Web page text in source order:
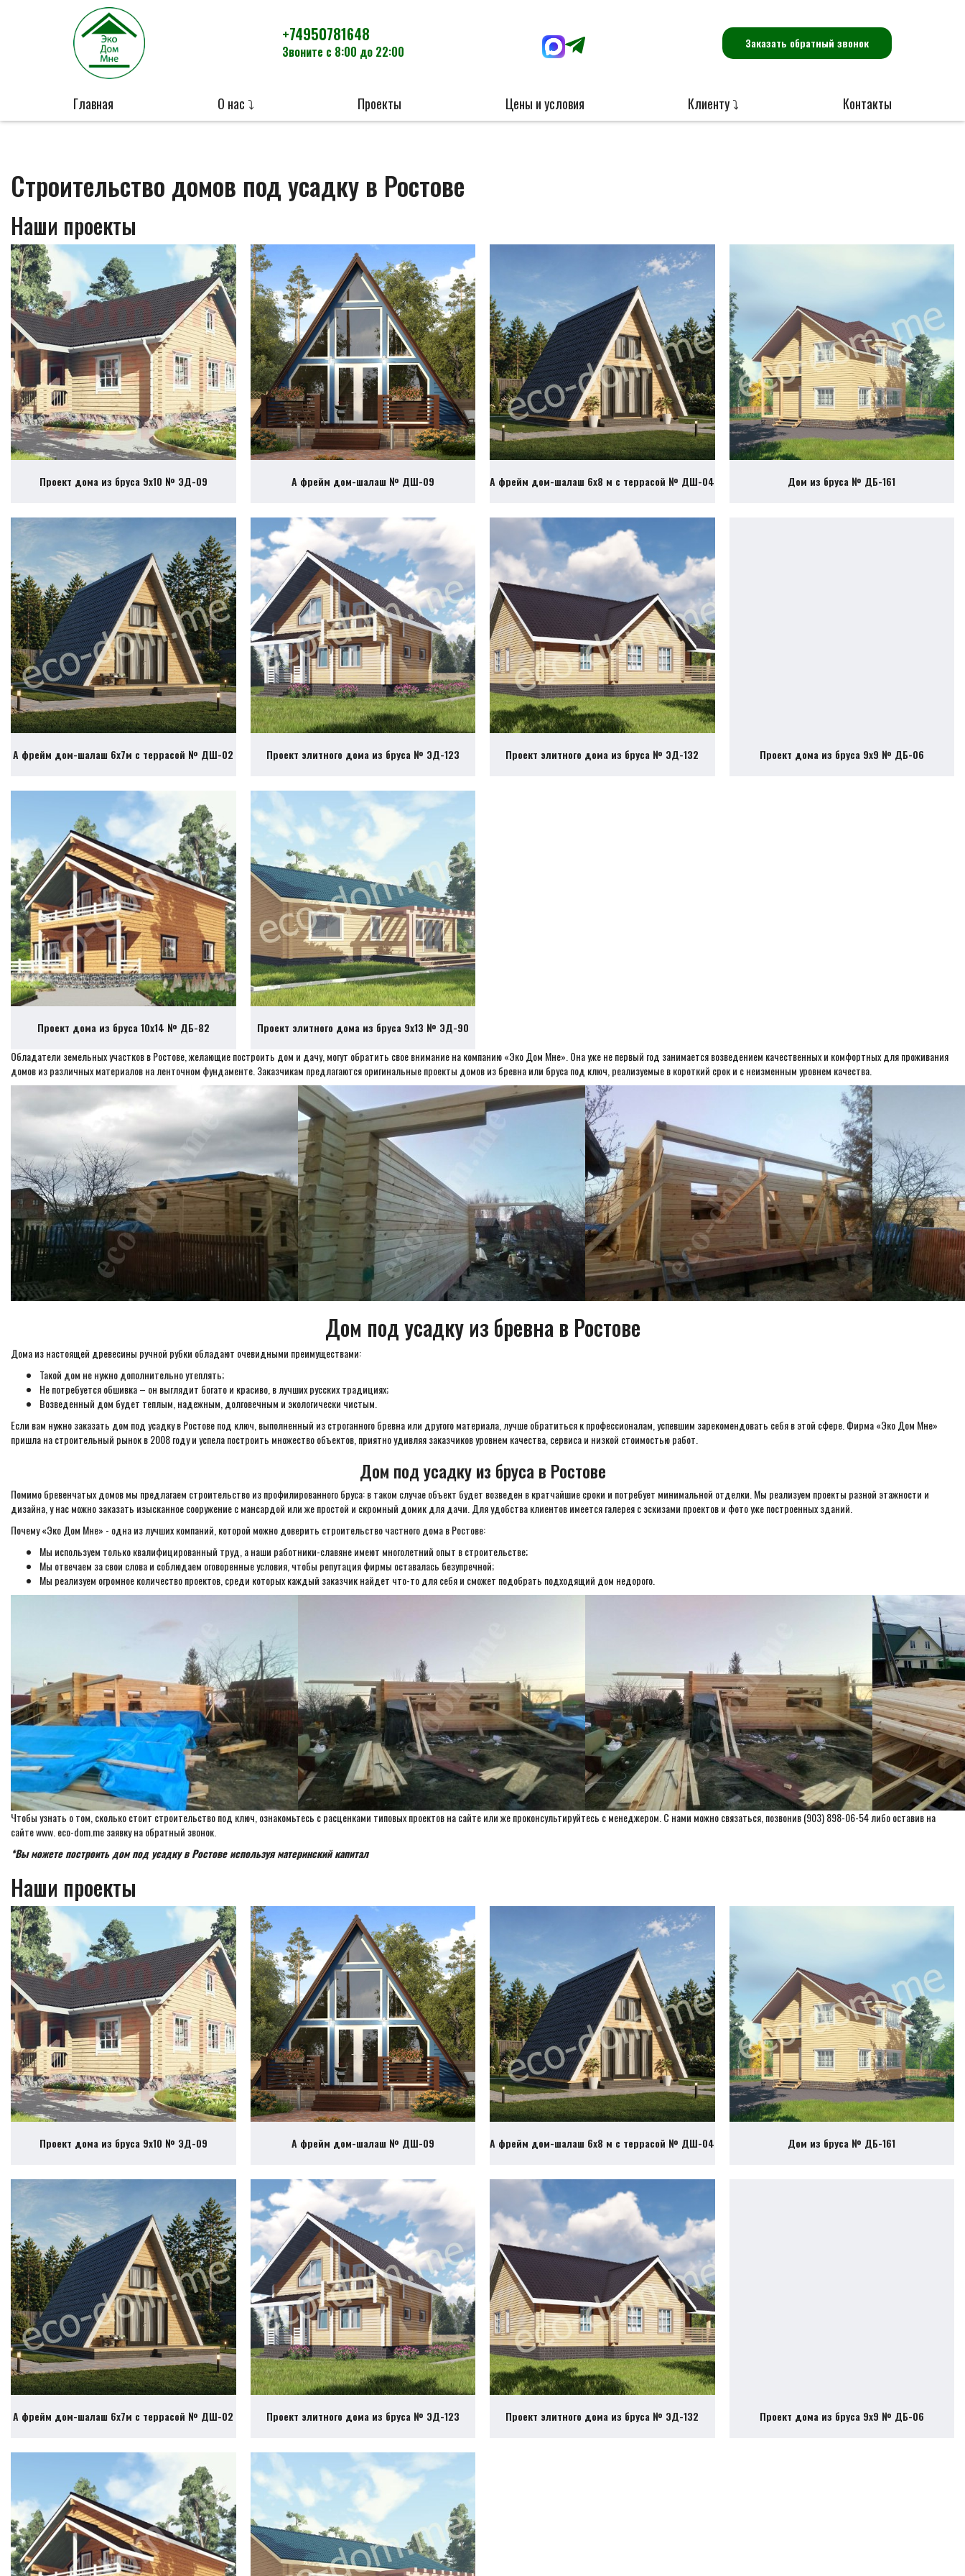
+74950781648
Звоните с 8:00 до 22:00
Заказать обратный звонок
Главная О нас ⤵ Проекты Цены и условия Клиенту ⤵ Контакты
Строительство домов под усадку в Ростове
Наши проекты
Проект дома из бруса 9х10 № ЭД-09 А фрейм дом-шалаш № ДШ-09 А фрейм дом-шалаш 6х8 м с террасой № ДШ-04 Дом из бруса № ДБ-161
А фрейм дом-шалаш 6х7м с террасой № ДШ-02 Проект элитного дома из бруса № ЭД-123 Проект элитного дома из бруса № ЭД-132 Проект дома из бруса 9х9 № ДБ-06
Проект дома из бруса 10х14 № ДБ-82
Проект элитного дома из бруса 9х13 № ЭД-90
Обладатели земельных участков в Ростове, желающие построить дом и дачу, могут обратить свое внимание на компанию «Эко Дом Мне». Она уже не первый год занимается возведением качественных и комфортных для проживания
домов из различных материалов на ленточном фундаменте. Заказчикам предлагаются оригинальные проекты домов из бревна или бруса под ключ, реализуемые в короткий срок и с неизменным уровнем качества.
Дом под усадку из бревна в Ростове
Дома из настоящей древесины ручной рубки обладают очевидными преимуществами:
Такой дом не нужно дополнительно утеплять;
Не потребуется обшивка – он выглядит богато и красиво, в лучших русских традициях;
Возведенный дом будет теплым, надежным, долговечным и экологически чистым.
Если вам нужно заказать дом под усадку в Ростове под ключ, выполненный из строганного бревна или другого материала, лучше обратиться к профессионалам, успевшим зарекомендовать себя в этой сфере. Фирма «Эко Дом Мне»
пришла на строительный рынок в 2008 году и успела построить множество объектов, приятно удивляя заказчиков уровнем качества, сервиса и низкой стоимостью работ.
Дом под усадку из бруса в Ростове
Помимо бревенчатых домов мы предлагаем строительство из профилированного бруса: в таком случае объект будет возведен в кратчайшие сроки и потребует минимальной отделки. Мы реализуем проекты разной этажности и
дизайна, у нас можно заказать изысканное сооружение с мансардой или же простой и скромный домик для дачи. Для удобства клиентов имеется галерея с эскизами проектов и фото уже построенных зданий.
Почему «Эко Дом Мне» - одна из лучших компаний, которой можно доверить строительство частного дома в Ростове:
Мы используем только квалифицированный труд, а наши работники-славяне имеют многолетний опыт в строительстве;
Мы отвечаем за свои слова и соблюдаем оговоренные условия, чтобы репутация фирмы оставалась безупречной;
Мы реализуем огромное количество проектов, среди которых каждый заказчик найдет что-то для себя и сможет подобрать подходящий дом недорого.
Чтобы узнать о том, сколько стоит строительство под ключ, ознакомьтесь с расценками типовых проектов на сайте или же проконсультируйтесь с менеджером. С нами можно связаться, позвонив (903) 898-06-54 либо оставив на
сайте www. eco-dom.me заявку на обратный звонок.
*Вы можете построить дом под усадку в Ростове используя материнский капитал
Наши проекты
Проект дома из бруса 9х10 № ЭД-09 А фрейм дом-шалаш № ДШ-09 А фрейм дом-шалаш 6х8 м с террасой № ДШ-04 Дом из бруса № ДБ-161
А фрейм дом-шалаш 6х7м с террасой № ДШ-02 Проект элитного дома из бруса № ЭД-123 Проект элитного дома из бруса № ЭД-132 Проект дома из бруса 9х9 № ДБ-06